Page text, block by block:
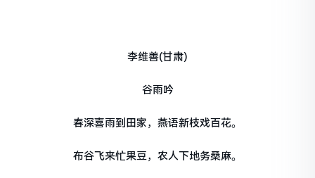
李维善(甘肃)
谷雨吟
春深喜雨到田家，燕语新枝戏百花。
布谷飞来忙果豆，农人下地务桑麻。